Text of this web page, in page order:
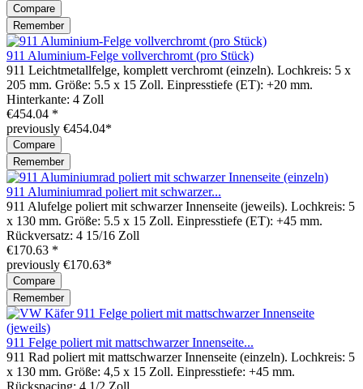
Compare
Remember
911 Aluminium-Felge vollverchromt (pro Stück)
911 Leichtmetallfelge, komplett verchromt (einzeln). Lochkreis: 5 x
205 mm. Größe: 5.5 x 15 Zoll. Einpresstiefe (ET): +20 mm.
Hinterkante: 4 Zoll
€454.04 *
previously €454.04*
Compare
Remember
911 Aluminiumrad poliert mit schwarzer...
911 Alufelge poliert mit schwarzer Innenseite (jeweils). Lochkreis: 5
x 130 mm. Größe: 5.5 x 15 Zoll. Einpresstiefe (ET): +45 mm.
Rückversatz: 4 15/16 Zoll
€170.63 *
previously €170.63*
Compare
Remember
911 Felge poliert mit mattschwarzer Innenseite...
911 Rad poliert mit mattschwarzer Innenseite (einzeln). Lochkreis: 5
x 130 mm. Größe: 4,5 x 15 Zoll. Einpresstiefe: +45 mm.
Rückspacing: 4 1/2 Zoll